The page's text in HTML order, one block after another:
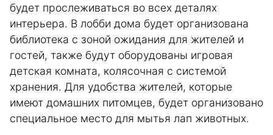
будет прослеживаться во всех деталях
интерьера. В лобби дома будет организована
библиотека с зоной ожидания для жителей и
гостей, также будут оборудованы игровая
детская комната, колясочная с системой
хранения. Для удобства жителей, которые
имеют домашних питомцев, будет организовано
специальное место для мытья лап животных.